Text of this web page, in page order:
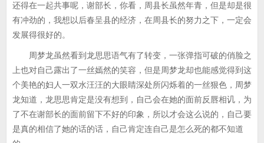
还得在一起共事呢，谢部长，你看，周县长虽然年青，但是却是很
有冲劲的，我想以后春呈县的经济，在周县长的努力之下，一定会
发展得很好的。
周梦龙虽然看到龙思思语气有了转变，一张弹指可破的俏脸之
上也对自己露出了一丝嫣然的笑容，但是周梦龙却也能感觉得到这
个美艳的妇人一双水汪汪的大眼睛深处所闪烁着的一丝狠色，周梦
龙知道，龙思思肯定是没有想到，自己会在她的面前反唇相讥，为
了不在谢部长的面前留下不好的印象，所以才会这么说的，自己要
是真的相信了她的话的话，自己肯定连自己是怎么死的都不知道